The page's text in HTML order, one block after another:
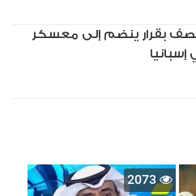
بقرار ينضم إلى معسكر
2073